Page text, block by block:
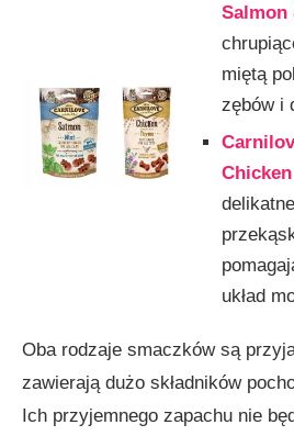
Salmon
miętą
zębów i
układ
Oba rodzaje smaczków są
zawierają dużo składników
Ich przyjemnego zapachu nie